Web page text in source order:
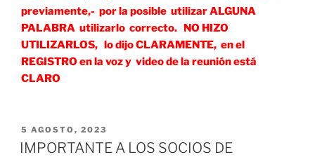
previamente,- por la posible utilizar ALGUNA
PALABRA utilizarlo correcto. NO HIZO
UTILIZARLOS, lo dijo CLARAMENTE, en el
REGISTRO en la voz y video de la reunión está
CLARO
PUBLICADO
EL
5 AGOSTO, 2023
IMPORTANTE A LOS SOCIOS DE